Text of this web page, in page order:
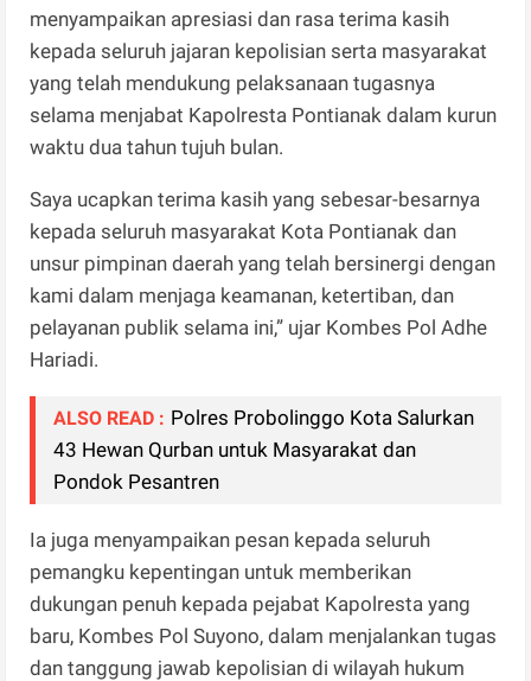
menyampaikan apresiasi dan rasa terima kasih
kepada seluruh jajaran kepolisian serta masyarakat
yang telah mendukung pelaksanaan tugasnya
selama menjabat Kapolresta Pontianak dalam kurun
waktu dua tahun tujuh bulan.
Saya ucapkan terima kasih yang sebesar-besarnya
kepada seluruh masyarakat Kota Pontianak dan
unsur pimpinan daerah yang telah bersinergi dengan
kami dalam menjaga keamanan, ketertiban, dan
pelayanan publik selama ini,” ujar Kombes Pol Adhe
Hariadi.
ALSO READ : Polres Probolinggo Kota Salurkan
43 Hewan Qurban untuk Masyarakat dan
Pondok Pesantren
Ia juga menyampaikan pesan kepada seluruh
pemangku kepentingan untuk memberikan
dukungan penuh kepada pejabat Kapolresta yang
baru, Kombes Pol Suyono, dalam menjalankan tugas
dan tanggung jawab kepolisian di wilayah hukum